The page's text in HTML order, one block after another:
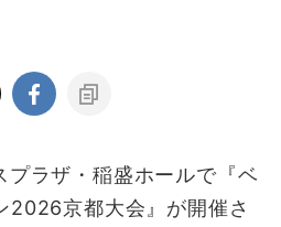
ラザ・稲盛ホールで『ベ
2026京都大会』が開催さ